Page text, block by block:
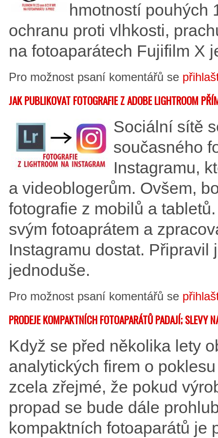
hmotností pouhých
ochranu proti vlhkosti,
na fotoaparátech Fujifilm X
Pro možnost psaní komentářů se
JAK PUBLIKOVAT FOTOGRAFIE Z ADOBE LIGHTROOM
Sociální sítě
současného
Instagramu,
a videoblogerům. Ovšem,
fotografie z mobilů a
svým fotoaprátem a
Instagramu dostat.
jednoduše.
Pro možnost psaní komentářů se
PRODEJE KOMPAKTNÍCH FOTOAPARÁTŮ PADAJÍ; SLEVY
Když se před několika lety
analytických firem o
zcela zřejmé, že pokud
propad se bude dále
kompaktních fotoaparátů je